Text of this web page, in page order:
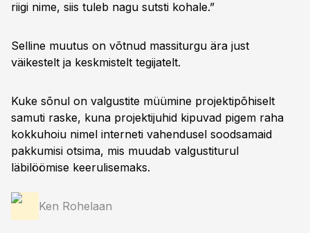
riigi nime, siis tuleb nagu sutsti kohale.”
Selline muutus on võtnud massiturgu ära just
väikestelt ja keskmistelt tegijatelt.
Kuke sõnul on valgustite müü­mine projektipõhiselt
samuti raske, kuna projektijuhid kipuvad pigem raha
kokkuhoiu nimel interneti vahendusel soodsamaid
pakkumisi otsima, mis muudab valgustiturul
läbilöömise keerulisemaks.
Ken Rohelaan